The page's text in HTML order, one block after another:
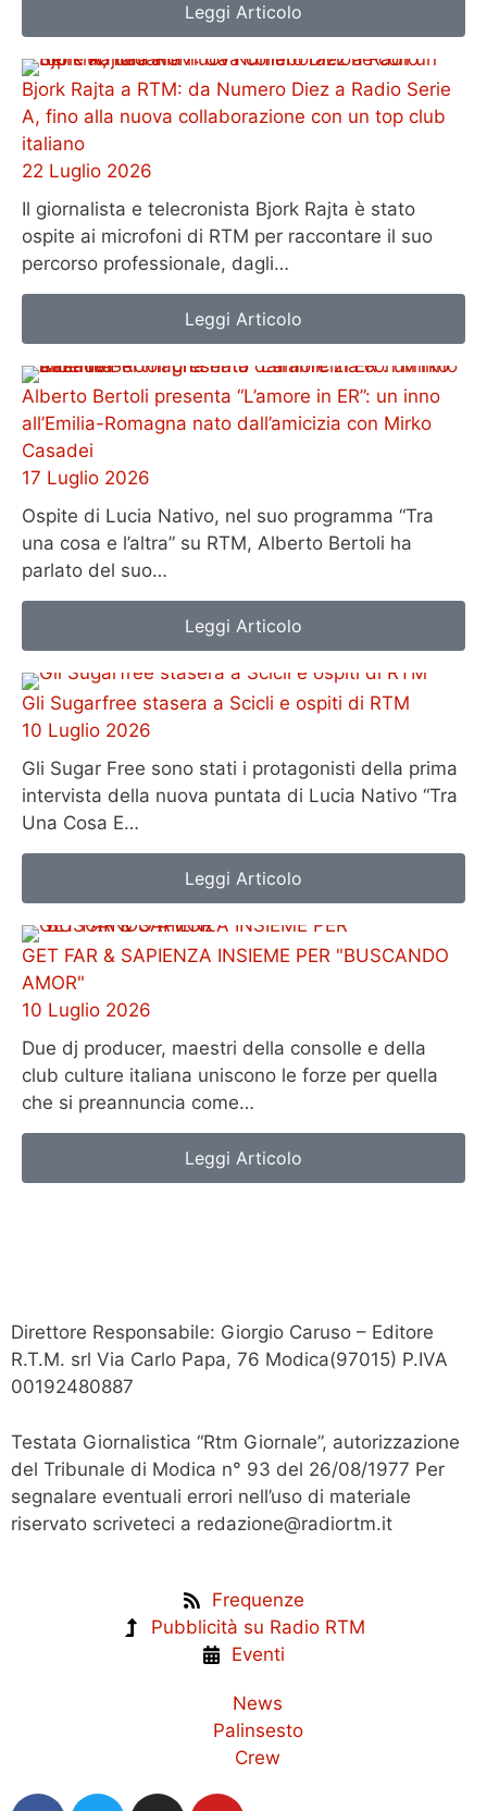
Leggi Articolo
Bjork Rajta a RTM: da Numero Diez a Radio Serie
A, fino alla nuova collaborazione con un top club
italiano
22 Luglio 2026
Il giornalista e telecronista Bjork Rajta è stato
ospite ai microfoni di RTM per raccontare il suo
percorso professionale, dagli…
Leggi Articolo
Alberto Bertoli presenta “L’amore in ER”: un inno
all’Emilia-Romagna nato dall’amicizia con Mirko
Casadei
17 Luglio 2026
Ospite di Lucia Nativo, nel suo programma “Tra
una cosa e l’altra” su RTM, Alberto Bertoli ha
parlato del suo…
Leggi Articolo
Gli Sugarfree stasera a Scicli e ospiti di RTM
10 Luglio 2026
Gli Sugar Free sono stati i protagonisti della prima
intervista della nuova puntata di Lucia Nativo “Tra
Una Cosa E…
Leggi Articolo
GET FAR & SAPIENZA INSIEME PER "BUSCANDO
AMOR"
10 Luglio 2026
Due dj producer, maestri della consolle e della
club culture italiana uniscono le forze per quella
che si preannuncia come…
Leggi Articolo
Direttore Responsabile: Giorgio Caruso – Editore
R.T.M. srl Via Carlo Papa, 76 Modica(97015) P.IVA
00192480887
Testata Giornalistica “Rtm Giornale”, autorizzazione
del Tribunale di Modica n° 93 del 26/08/1977 Per
segnalare eventuali errori nell’uso di materiale
riservato scriveteci a redazione@radiortm.it
Frequenze
Pubblicità su Radio RTM
Eventi
News
Palinsesto
Crew